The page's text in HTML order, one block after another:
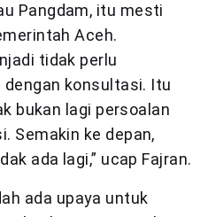
Pangdam, itu mesti
Aceh.
tidak perlu
konsultasi. Itu
bukan lagi persoalan
Semakin ke depan,
ada lagi,” ucap Fajran.
ada upaya untuk